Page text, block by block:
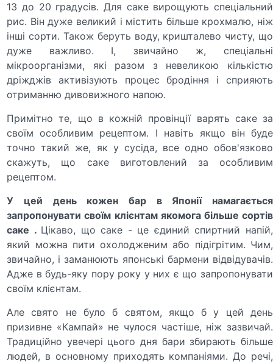
13 до 20 градусів. Для саке вирощують спеціальний
рис. Він дуже великий і містить більше крохмалю, ніж
інші сорти. Також беруть воду, кришталево чисту, що
дуже важливо. І, звичайно ж, спеціальні
мікроорганізми, які разом з невеликою кількістю
дріжджів активізують процес бродіння і сприяють
отриманню дивовижного напою.
Примітно те, що в кожній провінції варять саке за
своїм особливим рецептом. І навіть якщо він буде
точно такий же, як у сусіда, все одно обов'язково
скажуть, що саке виготовлений за особливим
рецептом.
У цей день кожен бар в Японії намагається
запропонувати своїм клієнтам якомога більше сортів
саке . Цікаво, що саке - це єдиний спиртний напій,
який можна пити охолодженим або підігрітим. Чим,
звичайно, і заманюють японські бармени відвідувачів.
Адже в будь-яку пору року у них є що запропонувати
своїм клієнтам.
Але свято не було б святом, якщо б у цей день
призивне «Кампай» не чулося частіше, ніж зазвичай.
Традиційно увечері цього дня бари збирають більше
людей, в основному приходять компаніями. До речі,